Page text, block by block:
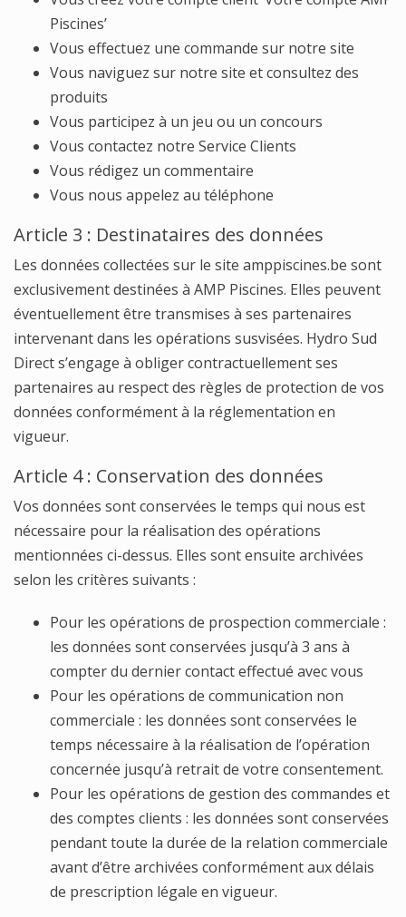
Piscines’
Vous effectuez une commande sur notre site
Vous naviguez sur notre site et consultez des
produits
Vous participez à un jeu ou un concours
Vous contactez notre Service Clients
Vous rédigez un commentaire
Vous nous appelez au téléphone
Article 3 : Destinataires des données
Les données collectées sur le site amppiscines.be sont
exclusivement destinées à AMP Piscines. Elles peuvent
éventuellement être transmises à ses partenaires
intervenant dans les opérations susvisées. Hydro Sud
Direct s’engage à obliger contractuellement ses
partenaires au respect des règles de protection de vos
données conformément à la réglementation en
vigueur.
Article 4 : Conservation des données
Vos données sont conservées le temps qui nous est
nécessaire pour la réalisation des opérations
mentionnées ci-dessus. Elles sont ensuite archivées
selon les critères suivants :
Pour les opérations de prospection commerciale :
les données sont conservées jusqu’à 3 ans à
compter du dernier contact effectué avec vous
Pour les opérations de communication non
commerciale : les données sont conservées le
temps nécessaire à la réalisation de l’opération
concernée jusqu’à retrait de votre consentement.
Pour les opérations de gestion des commandes et
des comptes clients : les données sont conservées
pendant toute la durée de la relation commerciale
avant d’être archivées conformément aux délais
de prescription légale en vigueur.